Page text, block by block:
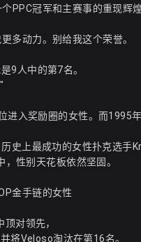
PPC冠军和主赛事的重现辉煌
多动力。别给我这个荣誉。
9人中的第7名。
入奖励圈的女性。而1995年
史上最成功的女性扑克选手
性别天花板依然坚固。
金手链的女性
对领先，
将Veloso淘汰在第16名。